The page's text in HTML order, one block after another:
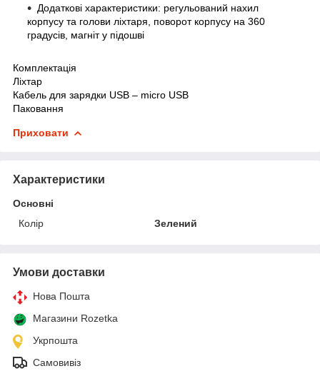
Додаткові характеристики: регульований нахил
корпусу та голови ліхтаря, поворот корпусу на 360
градусів, магніт у підошві
Комплектація
Ліхтар
Кабель для зарядки USB – micro USB
Паковання
Приховати
Характеристики
Основні
Колір
Зелений
Умови доставки
Нова Пошта
Магазини Rozetka
Укрпошта
Самовивіз